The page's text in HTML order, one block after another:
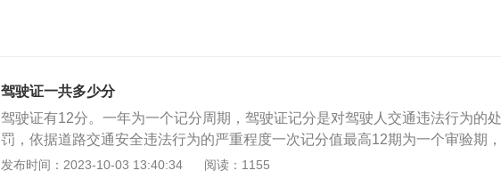
驾驶证一共多少分
驾驶证有12分。一年为一个记分周期，驾驶证记分是对驾驶人交通违法行为的处
罚，依据道路交通安全违法行为的严重程度一次记分值最高12期为一个审验期，
一个记分周期是12个月；法律依据：《机动车驾驶证申领和使用规定》第七十一
发布时间：2023-10-03 13:40:34 阅读：1155